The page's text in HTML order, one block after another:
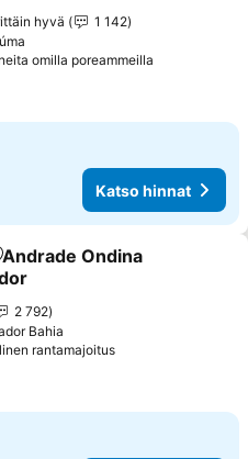
hyvä
1 142
omilla poreammeilla
Katso hinnat
suosikkeihin
Ondina
2 792
Bahia
rantamajoitus